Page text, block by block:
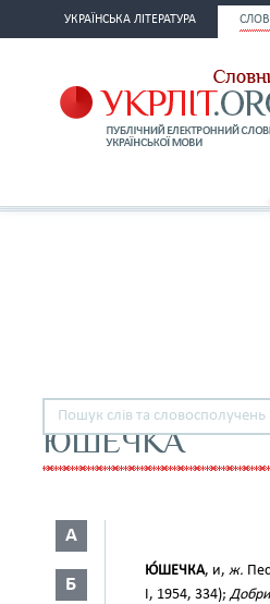
УКРАЇНСЬКА ЛІТЕРАТУРА
ЮШЕЧКА
А
Б
Ю́ШЕЧКА, и, ж.
І, 1954, 334);